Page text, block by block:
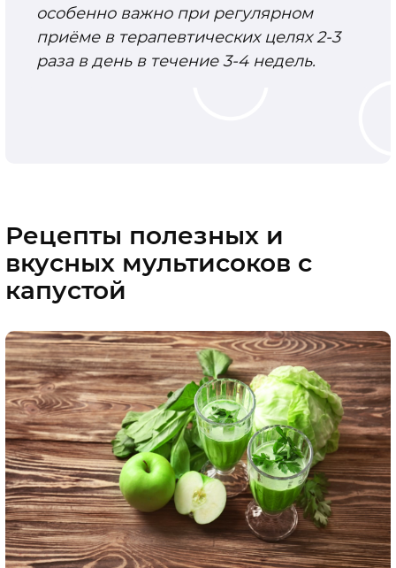
особенно важно при регулярном
приёме в терапевтических целях 2-3
раза в день в течение 3-4 недель.
Рецепты полезных и
вкусных мультисоков с
капустой